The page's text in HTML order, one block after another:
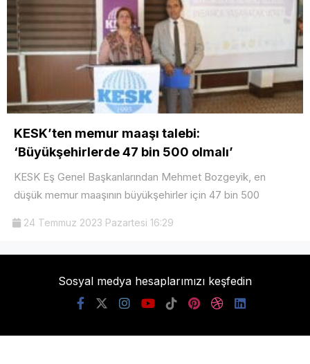
KESK’ten memur maaşı talebi:
‘Büyükşehirlerde 47 bin 500 olmalı’
KESK Eş Genel Başkanlarından Mehmet Bozgeyik, en
düşük memur maaşının büyükşehirler için 47 bin 500
24 Temmuz 2023 Pazartesi 16:29
Sosyal medya hesaplarımızı keşfedin